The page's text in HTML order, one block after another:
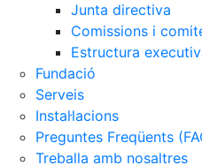
Junta directiva
Comissions i
Estructura
Fundació
Serveis
Instal·lacions
Preguntes Freqüents
Treballa amb nosaltres